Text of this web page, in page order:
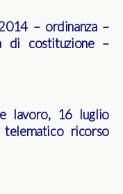
– ordinanza –
di costituzione –
lavoro, 16 luglio
ricorso